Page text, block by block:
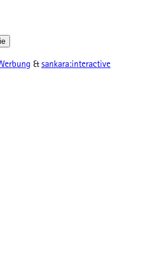
& sankara:interactive